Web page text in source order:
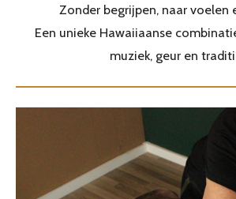
Zonder begrijpen, naar voelen
Een unieke Hawaiiaanse
muziek, geur en